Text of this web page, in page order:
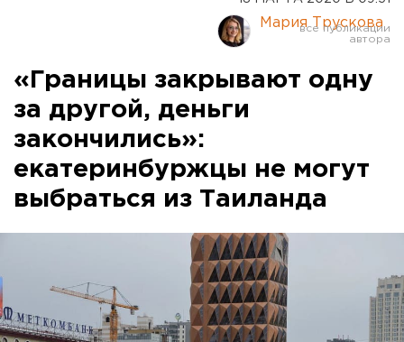
Мария Трускова
«Границы закрывают одну
за другой, деньги
закончились»:
екатеринбуржцы не могут
выбраться из Таиланда